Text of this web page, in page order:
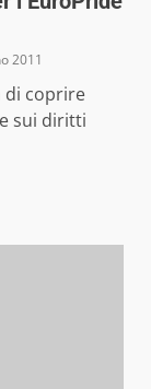
2011
di coprire
sui diritti